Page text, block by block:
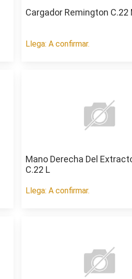
Cargador Remington C.22
Llega: A confirmar.
Mano Derecha Del
C.22 L
Llega: A confirmar.